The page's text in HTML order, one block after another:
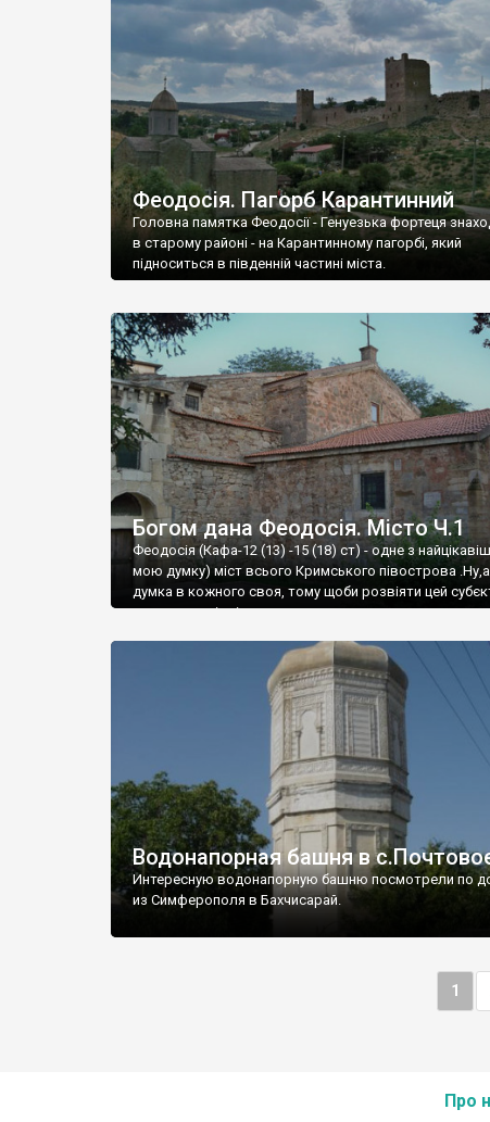
Феодосія. Пагорб Карантинний
Головна памятка Феодосії - Генуезька фортеця
в старому районі - на Карантинному пагорбі, який
підноситься в південній частині міста.
Богом дана Феодосія. Місто Ч.1
Феодосія (Кафа-12 (13) -15 (18) ст) - одне з
мою думку) міст всього Кримського півострова
думка в кожного своя, тому щоби розвіяти цей
запрошую відвідати це
Водонапорная башня в
Интересную водонапорную башню посмотрели по
из Симферополя в Бахчисарай.
1
Про